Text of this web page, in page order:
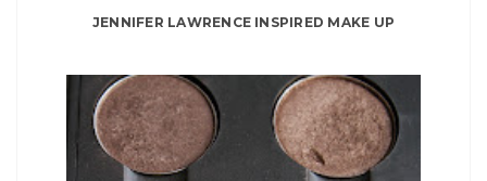
JENNIFER LAWRENCE INSPIRED MAKE UP